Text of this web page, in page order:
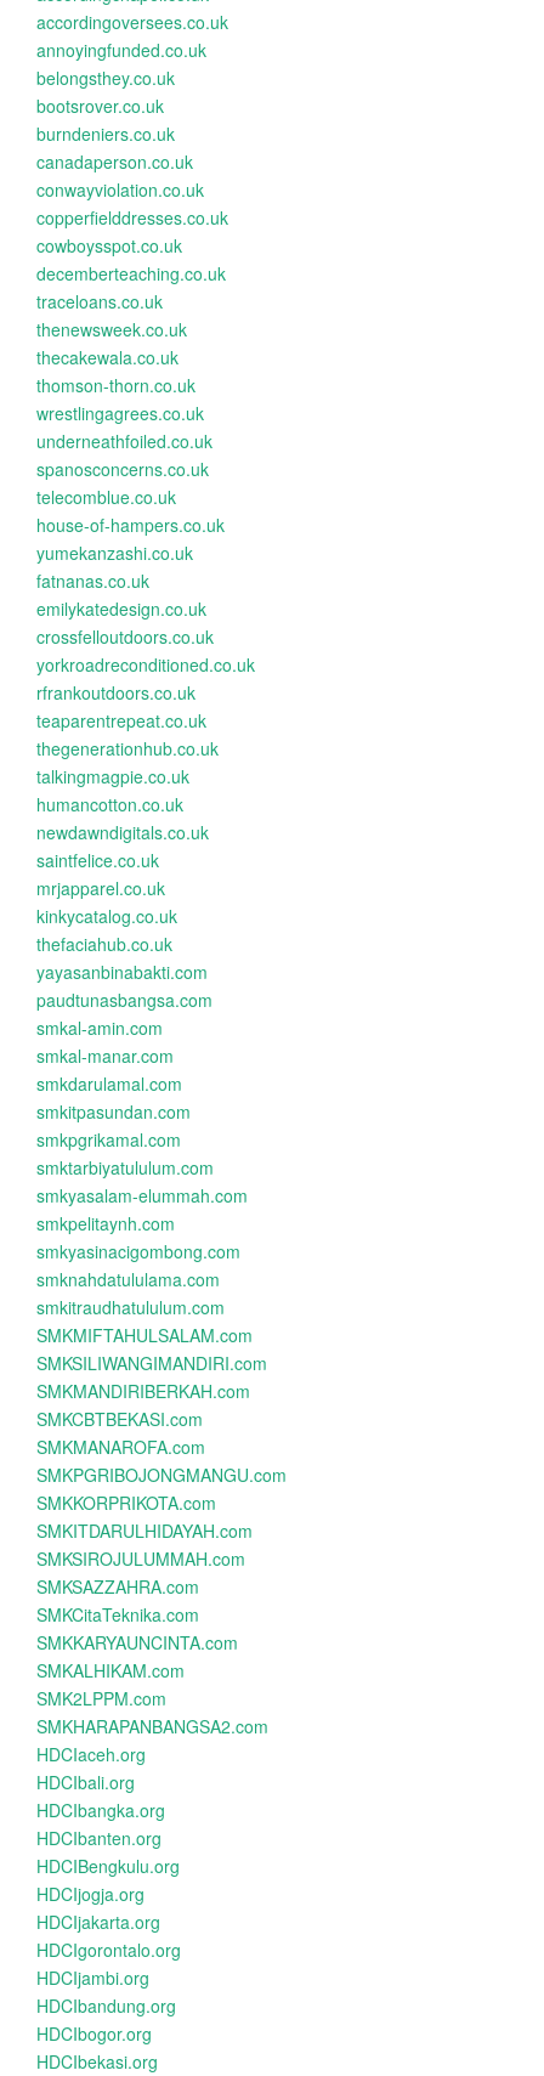
accordingoversees.co.uk
annoyingfunded.co.uk
belongsthey.co.uk
bootsrover.co.uk
burndeniers.co.uk
canadaperson.co.uk
conwayviolation.co.uk
copperfielddresses.co.uk
cowboysspot.co.uk
decemberteaching.co.uk
traceloans.co.uk
thenewsweek.co.uk
thecakewala.co.uk
thomson-thorn.co.uk
wrestlingagrees.co.uk
underneathfoiled.co.uk
spanosconcerns.co.uk
telecomblue.co.uk
house-of-hampers.co.uk
yumekanzashi.co.uk
fatnanas.co.uk
emilykatedesign.co.uk
crossfelloutdoors.co.uk
yorkroadreconditioned.co.uk
rfrankoutdoors.co.uk
teaparentrepeat.co.uk
thegenerationhub.co.uk
talkingmagpie.co.uk
humancotton.co.uk
newdawndigitals.co.uk
saintfelice.co.uk
mrjapparel.co.uk
kinkycatalog.co.uk
thefaciahub.co.uk
yayasanbinabakti.com
paudtunasbangsa.com
smkal-amin.com
smkal-manar.com
smkdarulamal.com
smkitpasundan.com
smkpgrikamal.com
smktarbiyatululum.com
smkyasalam-elummah.com
smkpelitaynh.com
smkyasinacigombong.com
smknahdatululama.com
smkitraudhatululum.com
SMKMIFTAHULSALAM.com
SMKSILIWANGIMANDIRI.com
SMKMANDIRIBERKAH.com
SMKCBTBEKASI.com
SMKMANAROFA.com
SMKPGRIBOJONGMANGU.com
SMKKORPRIKOTA.com
SMKITDARULHIDAYAH.com
SMKSIROJULUMMAH.com
SMKSAZZAHRA.com
SMKCitaTeknika.com
SMKKARYAUNCINTA.com
SMKALHIKAM.com
SMK2LPPM.com
SMKHARAPANBANGSA2.com
HDCIaceh.org
HDCIbali.org
HDCIbangka.org
HDCIbanten.org
HDCIBengkulu.org
HDCIjogja.org
HDCIjakarta.org
HDCIgorontalo.org
HDCIjambi.org
HDCIbandung.org
HDCIbogor.org
HDCIbekasi.org